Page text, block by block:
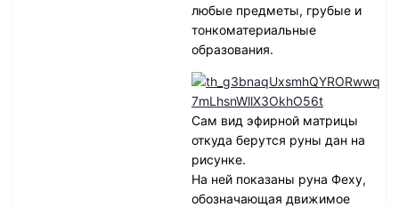
любые предметы, грубые и
тонкоматериальные
образования.
Сам вид эфирной матрицы
откуда берутся руны дан на
рисунке.
На ней показаны руна Феху,
обозначающая движимое